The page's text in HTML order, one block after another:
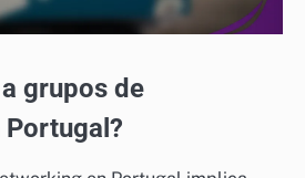
grupos de